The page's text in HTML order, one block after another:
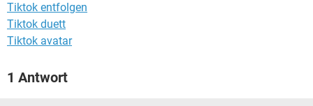
Tiktok entfolgen
Tiktok duett
Tiktok avatar
1 Antwort